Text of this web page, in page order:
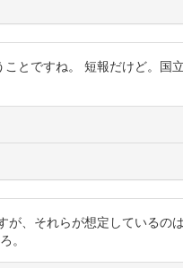
とですね。 短報だけど。国
、それらが想定しているの
。